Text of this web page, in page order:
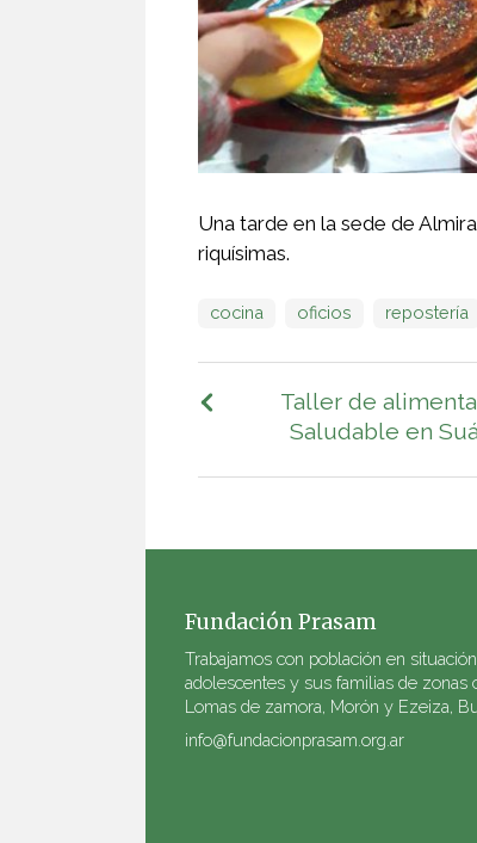
Una tarde en la sede de
riquísimas.
cocina oficios repostería
Taller de
Saludable en
Fundación Prasam
Trabajamos con población en
adolescentes y sus familias de zonas
Lomas de zamora, Morón y Ezeiza,
info@fundacionprasam.org.ar